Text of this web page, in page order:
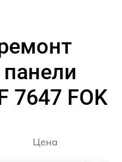
7647 FOK
Цена